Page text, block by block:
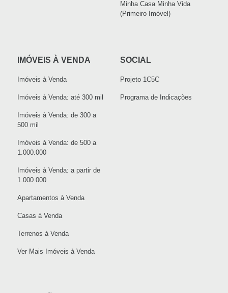
Minha Casa Minha Vida
(Primeiro Imóvel)
IMÓVEIS À VENDA
Imóveis à Venda
Imóveis à Venda: até 300 mil
Imóveis à Venda: de 300 a
500 mil
Imóveis à Venda: de 500 a
1.000.000
Imóveis à Venda: a partir de
1.000.000
Apartamentos à Venda
Casas à Venda
Terrenos à Venda
Ver Mais Imóveis à Venda
SOCIAL
Projeto 1C5C
Programa de Indicações